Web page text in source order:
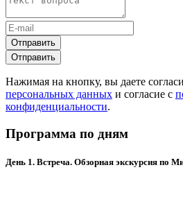
Отправить
Отправить
Нажимая на кнопку, вы даете
персональных данных и согласие с
конфиденциальности.
Программа по дням
День 1. Встреча. Обзорная экскурсия по